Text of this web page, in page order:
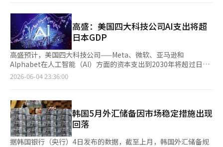
场可能存在某种不平衡，随时可能进行调整。韩元的反击何时开
始？对于未来的展望，许多专家反而预测韩元走强的可能性。FT
介绍的投资专家们普遍认为，目前的汇率水平在长期内难以持续。
原因很简单，经济基本面过于强劲。目前，韩国是AI半导体超级周
期的最大受益国。只要生成型AI和数据中心投资持续扩大，HBM和
内存半导体的需求有望结构性增长。三星电子和SK海力士的收益
预计也将维持在高水平。更重要的是汇率预期。企业如果判断韩元
将持续贬值，便会继续持有美元。然而，一旦出现韩元走强的信
FT关注的正是这一点。一旦韩元走强的转折开始，三星电子和SK
海力士等大企业的美元汇回可能会激增，这将再次引发韩元走强的
自我强化现象。这是一种逆向多米诺现象。目前，韩元贬值促使持
有美元，但一旦方向改变，美元抛售和韩元买入可能会同时涌现。
新台币的情况也类似。作为AI半导体出口国的韩国和台湾，目前的
上月28日在货币政策会议后的记者会上表示，“判断未来有必要在
适当时机上调基准利率”，释放出明确的加息信号。他点名通胀压
力扩大、经济增长稳健、高汇率及房地产风险等因素，并特别指
出，三星电子劳资协议落地后大规模发放的绩效奖金，可能通过提
升购买力与消费需求对通胀形成进一步推压。当天，央行将今年韩
国通胀率预期从2.2%大幅上调至2.7%，经济增长率预期则从2%
上调至2.6%。 值得关注的是，此次薪酬风波不仅在经济与社会层
上涉嫌“变相利润分配”，在未经股东大会授权的情况下压缩了股
东应得权益。与此同时，非工会员工与工会成员之间的待遇分化，
也悄然加剧了内部的不公平感。 业内人士指出，如何在员工诉
求、股东利益与企业可持续发展之间构建动态平衡机制，将成为三
星乃至整个韩国大企业集团共同面对的长期治理课题。而从更宏观
管半导体行业的业绩动能依然强劲，但在7月业绩季之前，业绩预
期的上调可能会放缓。因此，近期大幅上涨的半导体股可能会被金
融和高股息股票或那些相对被忽视的行业所取代。 友邦证券研究
员李在元表示：“未来调整的理由不应仅仅是战争或油价，而应关
注5月个股集中导致的市盈率（PER）中心上升。”他指出：“6月
的关键仍然是保持主导股，而不是主导股的流失，而是资金轮动的
扩散。” 新韩投资证券研究员劳动吉表示：“6月股市进入了盈利
展开补涨。” 然而，从中长期来看，AI投资的扩展趋势依然有效。
尽管美国物价、利率和中东局势等宏观经济变量可能导致短期波
动，但由于AI基础设施投资的扩大和内存半导体需求的增加，主导
股的趋势并未受到损害。因此，证券界认为利用短期调整阶段进行
AI价值链和半导体行业的选择性投资是有效的。※ 本报道经人工智
加息的可能性以阻止日元贬值，但市场反应有限。日本银行行长上
田和夫在3日的演讲中表示，如果物价上涨压力加大，需在15日至
16日的货币政策决策会议上“仔细讨论加息问题”。发言后，市场
几乎将6月加息视为既定事实，日元一度升至每美元159日元的低
位。然而，日元的买入势头并未持续，汇率很快回落至演讲前的水
平。 日元贬值趋势预计将加强 市场普遍认为，即使日本银行在6月
会议上加息一次，也难以扭转日元贬值的趋势。野村证券的利率策
略师岩下真理表示：“一次加息无法改变日元贬值的基调”，市场
0.75%。日本银行估计中性利率在1.1%至2.5%之间，外汇市场认
为将利率提高到该范围的中间值1.8%左右将是影响日元走势的关
键因素。 日本银行难以发出市场所期待的强烈紧缩信号，这也是
日元贬值的原因之一。《日本经济新闻》援引一位亚洲对冲基金经
理的话称，上田行长的发言体现了“谨慎的日本银行”，可能受到
偏好货币宽松的高市早苗政权的影响。海外已经普遍存在日本银行
一。共和党议员达雷尔·艾萨指出，韩国正在对包括Meta和
Coupang在内的美国企业施加压力。 鲁比奥表示：“坦率地说，
我认为这影响了与韩国的贸易协议的达成，部分原因在于对美国企
业的态度。”这表明，韩国对平台和电子商务企业的监管问题已成
为美韩贸易谈判的一个变数。 他还指出，美国对技术企业的监管
并非仅限于韩国。他表示：“美国企业在韩国以外的欧洲也面临困
难，”并解释说：“美国企业的监管问题正在与各国的贸易事务进
行讨论。” 鲁比奥对韩国的政治局势保持距离。当艾萨议员声
比奥回应称：“如果是通过合法选举产生的领导人，我们尊重该国
人民的主权选择。”他还表示：“民主选举产生的政府采取与美国
利益不同的立场，并不意味着美国会试图推翻或更换该政府。”
关于朝鲜半岛的安全态势，鲁比奥表示没有变化。当民主党议员阿
米·贝拉询问美国对朝鲜核威胁的防御态势是否有变化时，鲁比奥
高盛：美国四大科技公司AI支出将超
日本GDP
高盛预计，美国四大科技公司——Meta、微软、亚马逊和
Alphabet在人工智能（AI）方面的资本支出到2030年将超过日本
的国内生产总值（GDP）。 根据《商业内幕》在3日（当地时间）
8100万亿韩元）。 《商业内幕》引用国际货币基金组织（IMF）的
数据指出，这一规模将超过日本的4.38万亿美元GDP，甚至超过英
国、印度、法国等200多个国家的经济规模。这意味着，如果将AI
投资视为一个国家的经济，其规模可能相当于全球第四大经济体。
高盛预计，AI基础设施建设所需的资金将通过多种方式筹集，但未
2026-06-04 23:36:00
韩国5月外汇储备因市场稳定措施出现
回落
据韩国银行（央行）4日发布的数据，截至上月，韩国外汇储备规